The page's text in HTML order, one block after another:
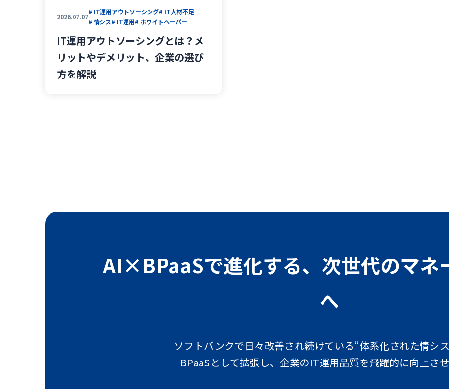
2026.07.07
# IT運用アウトソーシング# IT人材不足
# 情シス# IT運用# ホワイトペーパー
IT運用アウトソーシングとは？メ
リットやデメリット、企業の選び
方を解説
AI×BPaaSで進化する、 次世代のマネ
へ
ソフトバンクで日々改善され続けている“体系化された情シ
BPaaSとして拡張し、企業のIT運用品質を飛躍的に向上させ